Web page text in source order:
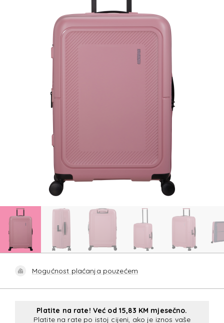
Mogućnost plaćanja pouzećem
Platite na rate! Već od 15,83 KM mjesečno.
Platite na rate po istoj cijeni, ako je iznos vaše